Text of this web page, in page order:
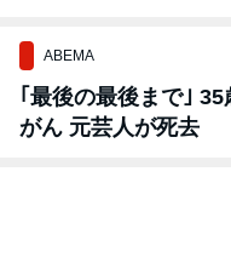
ABEMA
｢最後の最後まで｣
がん 元芸人が死去